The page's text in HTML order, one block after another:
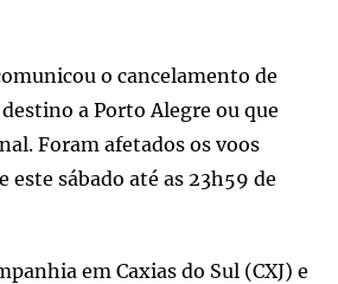
o cancelamento de
a Porto Alegre ou que
Foram afetados os voos
este sábado até as 23h59 de
em Caxias do Sul (CXJ) e